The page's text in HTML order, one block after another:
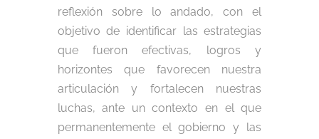
reflexión sobre lo andado, con el
objetivo de identificar las estrategias
que fueron efectivas, logros y
horizontes que favorecen nuestra
articulación y fortalecen nuestras
luchas, ante un contexto en el que
permanentemente el gobierno y las